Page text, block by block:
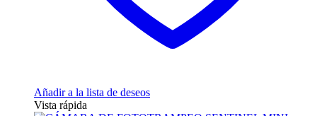
Añadir a la lista de deseos
Vista rápida